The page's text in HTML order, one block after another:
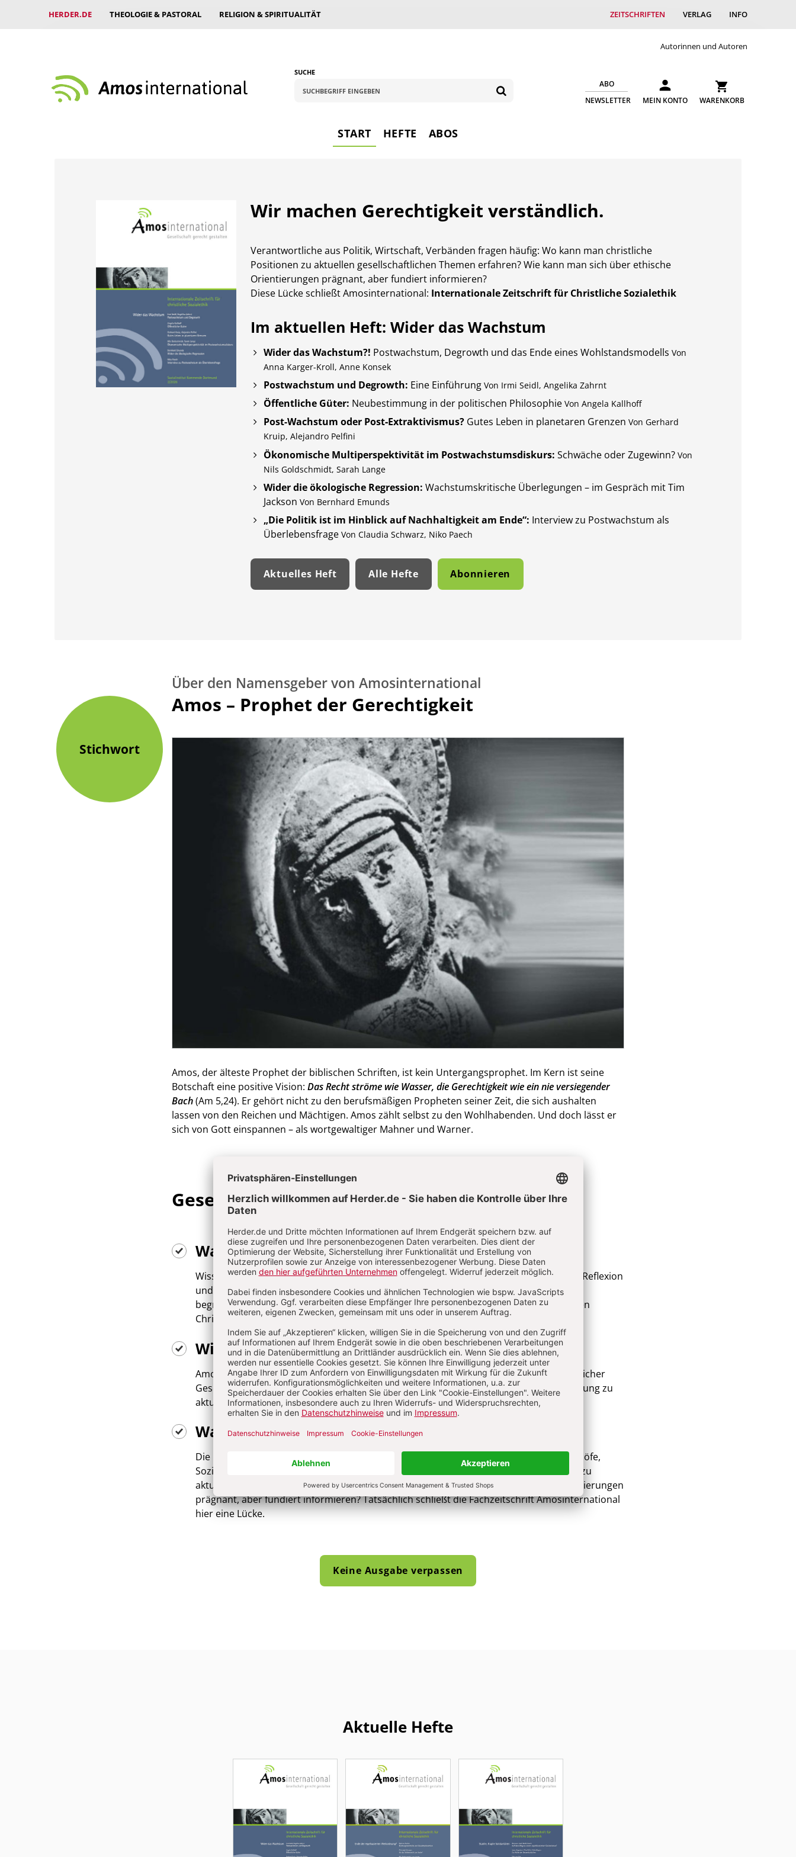
HERDER.DE THEOLOGIE & PASTORAL RELIGION & SPIRITUALITÄT ZEITSCHRIFTEN VERLAG INFO
Autorinnen und Autoren
SUCHE
ABO
NEWSLETTER
MEIN KONTO WARENKORB
START HEFTE ABOS
Wir machen Gerechtigkeit verständlich.
Verantwort­liche aus Politik, Wirtschaft, Verbänden fragen häufig: Wo kann man christliche
Positionen zu aktuellen gesellschaft­lichen Themen er­fahren? Wie kann man sich über ethische
Orientierungen prägnant, aber fundiert in­for­mieren?
Diese Lücke schließt Amosinternational: Internationale Zeitschrift für Christliche Sozialethik
Im aktuellen Heft: Wider das Wachstum
Wider das Wachstum?! Postwachstum, Degrowth und das Ende eines WohlstandsmodellsVon
Anna Karger-Kroll, Anne Konsek
Postwachstum und Degrowth: Eine EinführungVon Irmi Seidl, Angelika Zahrnt
Öffentliche Güter: Neubestimmung in der politischen PhilosophieVon Angela Kallhoff
Post-Wachstum oder Post‑Extraktivismus? Gutes Leben in planetaren GrenzenVon Gerhard
Kruip, Alejandro Pelfini
Ökonomische Multiperspektivität im Postwachstumsdiskurs: Schwäche oder Zugewinn?Von
Nils Goldschmidt, Sarah Lange
Wider die ökologische Regression: Wachstumskritische Überlegungen – im Gespräch mit Tim
JacksonVon Bernhard Emunds
„Die Politik ist im Hinblick auf Nachhaltigkeit am Ende“: Interview zu Postwachstum als
ÜberlebensfrageVon Claudia Schwarz, Niko Paech
Aktuelles Heft Alle Hefte Abonnieren
Über den Namensgeber von Amosinternational
:
Amos – Prophet der Gerechtigkeit
Stichwort
Amos, der älteste Prophet der biblischen Schriften, ist kein Untergangsprophet. Im Kern ist seine
Botschaft eine positive Vision: Das Recht ströme wie Wasser, die Gerechtigkeit wie ein nie versiegender
Bach(Am 5,24). Er gehört nicht zu den berufsmäßigen Propheten seiner Zeit, die sich aushalten
lassen von den Reichen und Mächtigen. Amos zählt selbst zu den Wohl­habenden. Und doch lässt er
sich von Gott einspannen – als wortgewaltiger Mahner und Warner.
Gesellschaft gerecht gestalten
Was bietet Amosinternational?
Wissenschaftlern und Erwachsenenbildnern ein Forum für sozialethische Information, Reflexion
und Dialog. Den Akteuren in Politik und Gesellschaft ein Repertoire an wissenschaftlich
begründeten und theologisch verantworteten Werten und Überzeugungen. Engagierten
Christen einen Fundus an Lebenswissen und visionärer Kraft.
Wie gehen wir dieses Vorhaben an?
Amosinternational schlägt Brücken zwischen Wissenschaft und Praxis, zwischen christlicher
Gesellschaftslehre und neuen sozialen Herausforderungen. Die Autoren beziehen Stellung zu
aktuellen Themen und legen komplexe Sachverhalte in verständlicher Sprache dar.
Was motiviert zu dieser neuen Zeitschrift?
Die Fragen, die von Verantwortlichen aus Politik, Wirtschaft, Verbänden häufig an Bischöfe,
Sozialethiker und Akademieleiter gestellt werden: Wo kann man christliche Positionen zu
aktuellen gesellschaftlichen Themen erfahren? Wie kann man sich über ethische Orientierungen
prägnant, aber fundiert informieren? Tatsächlich schließt die Fachzeitschrift Amosinternational
hier eine Lücke.
Keine Ausgabe verpassen
Aktuelle Hefte